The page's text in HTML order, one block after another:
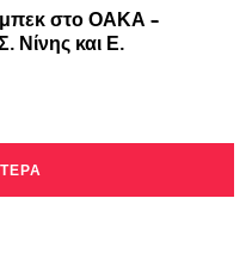
στο ΟΑΚΑ –
Νίνης και Ε.